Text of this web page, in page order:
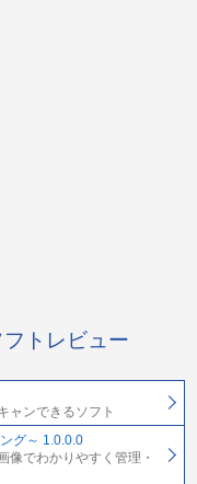
フトレビュー
ャンできるソフト
グ～ 1.0.0.0
像でわかりやすく管理・